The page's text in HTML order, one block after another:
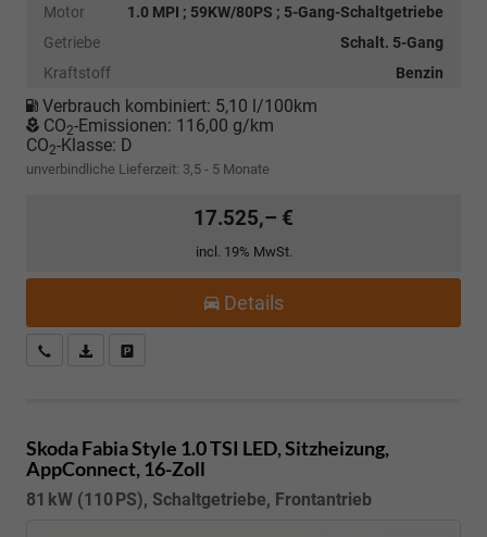
Motor
1.0 MPI ; 59KW/80PS ; 5-Gang-Schaltgetriebe
Getriebe
Schalt. 5-Gang
Kraftstoff
Benzin
Verbrauch kombiniert: 5,10 l/100km
CO2-Emissionen: 116,00 g/km
CO2-Klasse: D
unverbindliche Lieferzeit: 3,5 - 5 Monate
17.525,– €
incl. 19% MwSt.
Details
Kostenloser Rückruf-Service
PDF-Datei, Fahrzeugexposé drucken
Skoda FabiaStyle 1.0 TSI LED, Sitzheizung,
AppConnect, 16-Zoll
81 kW (110 PS), Schaltgetriebe, Frontantrieb